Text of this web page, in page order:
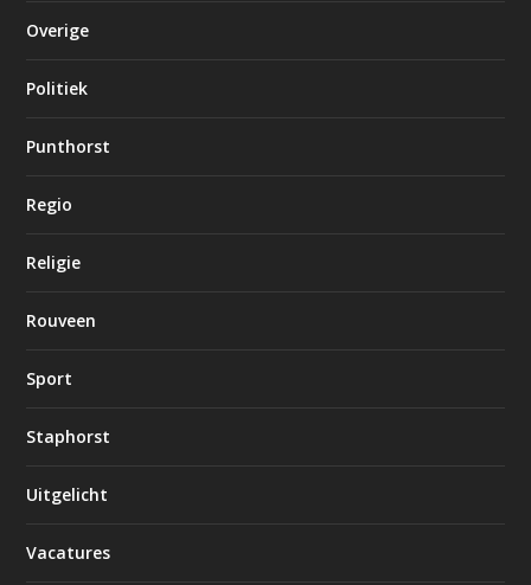
Overige
Politiek
Punthorst
Regio
Religie
Rouveen
Sport
Staphorst
Uitgelicht
Vacatures